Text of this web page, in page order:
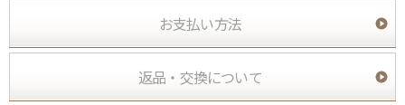
お支払い方法
返品・交換について